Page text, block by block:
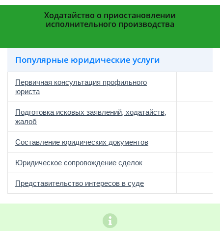
Ходатайство о приостановлении
исполнительного производства
Популярные юридические услуги
Первичная консультация профильного
юриста
Подготовка исковых заявлений, ходатайств,
жалоб
Составление юридических документов
Юридическое сопровождение сделок
Представительство интересов в суде